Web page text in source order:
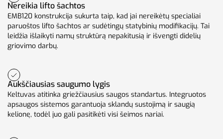
Nereikia lifto šachtos
EMB120 konstrukcija sukurta taip, kad jai nereikėtų specialiai
paruoštos lifto šachtos ar sudėtingų statybinių modifikacijų. Tai
leidžia išlaikyti namų struktūrą nepakitusią ir išvengti didelių
griovimo darbų.
Aukščiausias saugumo lygis
Keltuvas atitinka griežčiausius saugos standartus. Integruotos
apsaugos sistemos garantuoja sklandų sustojimą ir saugią
kelionę, todėl juo gali pasitikėti visi šeimos nariai.